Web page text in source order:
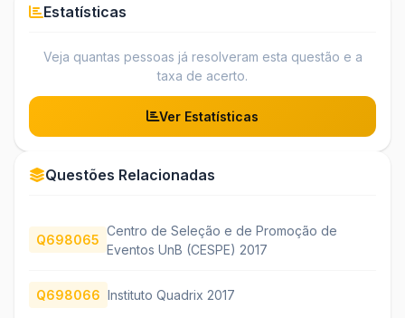
Estatísticas
Veja quantas pessoas já resolveram esta questão e a
taxa de acerto.
Ver Estatísticas
Questões Relacionadas
Q698065
Centro de Seleção e de Promoção de
Eventos UnB (CESPE) 2017
Q698066 Instituto Quadrix 2017